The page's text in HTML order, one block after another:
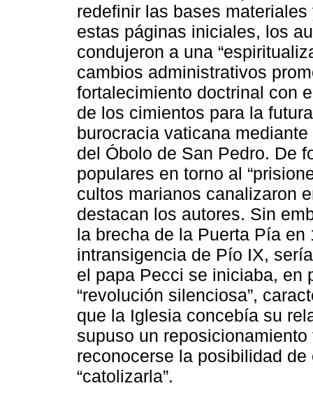
redefinir las bases
estas páginas iniciales, los
condujeron a una
cambios administrativos
fortalecimiento doctrinal con
de los cimientos para la
burocracia vaticana
del Óbolo de San Pedro. De
populares en torno al
cultos marianos canalizaron
destacan los autores. Sin
la brecha de la Puerta Pía
intransigencia de Pío IX,
el papa Pecci se iniciaba, en
“revolución silenciosa”,
que la Iglesia concebía su
supuso un
reconocerse la posibilidad
“catolizarla”.